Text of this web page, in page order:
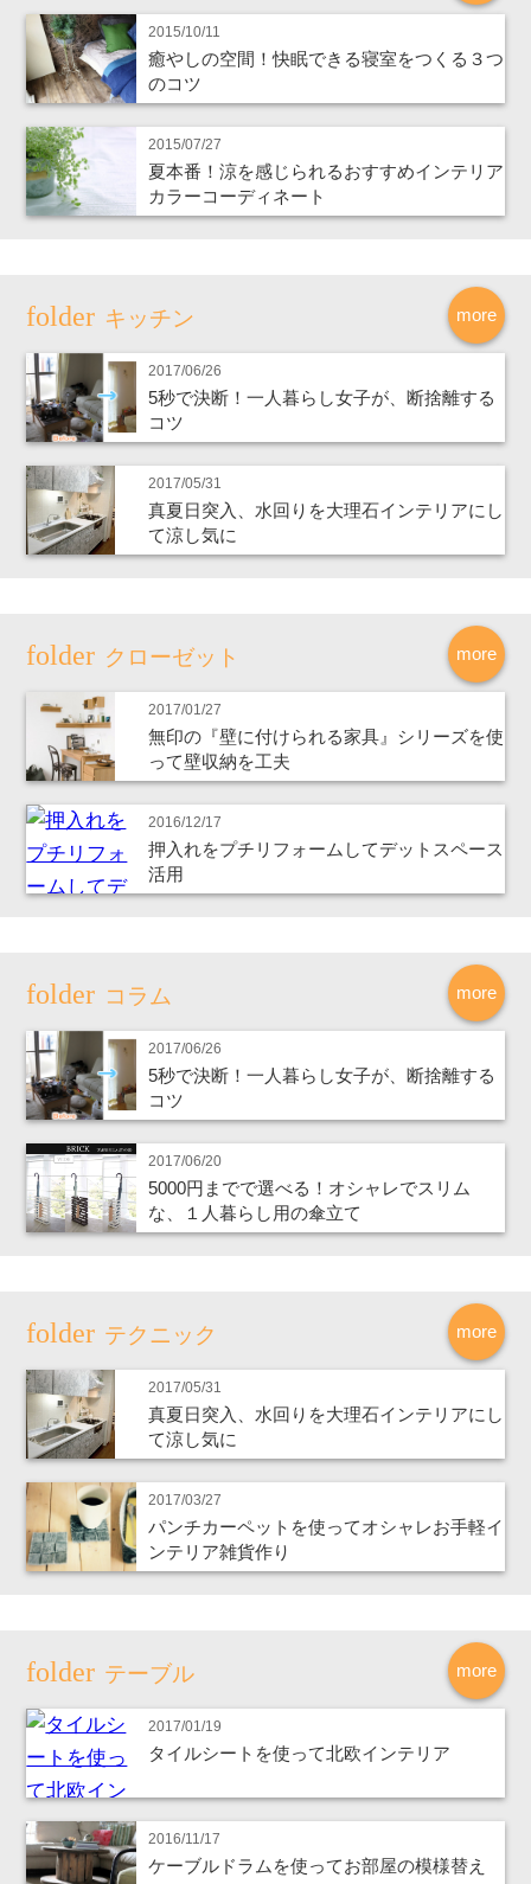
2015/10/11
癒やしの空間！快眠できる寝室をつくる３つ
のコツ
2015/07/27
夏本番！涼を感じられるおすすめインテリア
カラーコーディネート
more
キッチン
2017/06/26
5秒で決断！一人暮らし女子が、断捨離する
コツ
2017/05/31
真夏日突入、水回りを大理石インテリアにし
て涼し気に
more
クローゼット
2017/01/27
無印の『壁に付けられる家具』シリーズを使
って壁収納を工夫
2016/12/17
押入れをプチリフォームしてデットスペース
活用
more
コラム
2017/06/26
5秒で決断！一人暮らし女子が、断捨離する
コツ
2017/06/20
5000円までで選べる！オシャレでスリム
な、１人暮らし用の傘立て
more
テクニック
2017/05/31
真夏日突入、水回りを大理石インテリアにし
て涼し気に
2017/03/27
パンチカーペットを使ってオシャレお手軽イ
ンテリア雑貨作り
more
テーブル
2017/01/19
タイルシートを使って北欧インテリア
2016/11/17
ケーブルドラムを使ってお部屋の模様替え